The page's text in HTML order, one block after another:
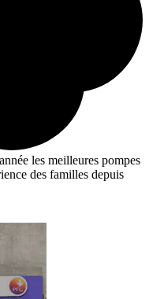
les meilleures pompes
des familles depuis